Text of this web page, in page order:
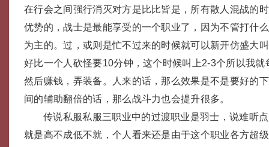
在行会之间强行消灭对方是比比皆是，所有散人混战的
优势的，战士是最能享受的一个职业了，因为不管打什
为主的。过，或则是忙不过来的时候就可以新开仿盛大
好比一个人砍怪要10分钟，这个时候叫上2-3个所以我就
然后赚钱，弄装备。人来的话，那么效果是不是要好的
间的辅助翻倍的话，那么战斗力也会提升很多。
传说私服私服三职业中的过渡职业是羽士，说难听
就是高不成低不就，个人看来还是由于这个职业各方超